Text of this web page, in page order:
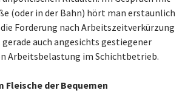
(oder in der Bahn) hört man erstaunlich
Forderung nach Arbeitszeitverkürzung
auch angesichts gestiegener
Arbeitsbelastung im Schichtbetrieb.
Fleische der Bequemen